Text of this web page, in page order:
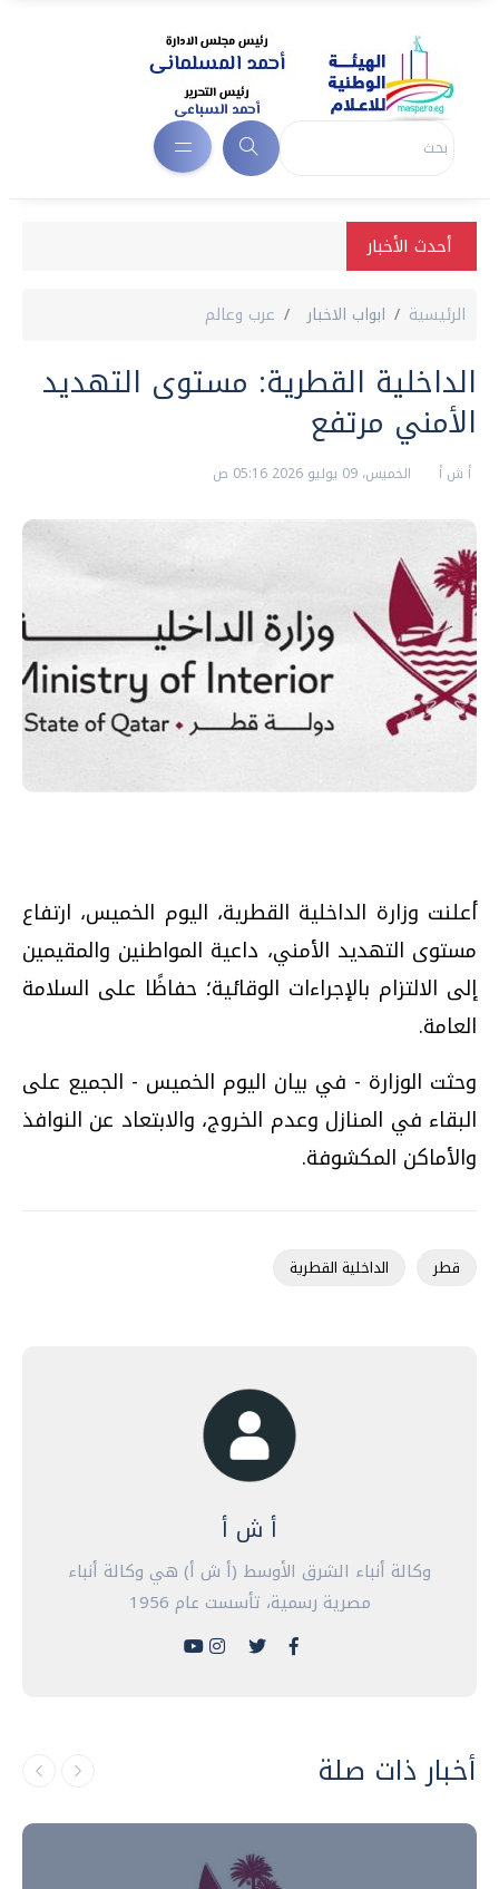
أحدث الأخبار
الرئيسية ابواب الاخبار عرب وعالم
الداخلية القطرية: مستوى التهديد
الأمني مرتفع
أ ش أ الخميس، 09 يوليو 2026 05:16 ص
أعلنت وزارة الداخلية القطرية، اليوم الخميس، ارتفاع
مستوى التهديد الأمني، داعية المواطنين والمقيمين
إلى الالتزام بالإجراءات الوقائية؛ حفاظًا على السلامة
العامة.
وحثت الوزارة - في بيان اليوم الخميس - الجميع على
البقاء في المنازل وعدم الخروج، والابتعاد عن النوافذ
والأماكن المكشوفة.
قطر الداخلية القطرية
أ ش أ
وكالة أنباء الشرق الأوسط (أ ش أ) هي وكالة أنباء
مصرية رسمية، تأسست عام 1956
أخبار ذات صلة